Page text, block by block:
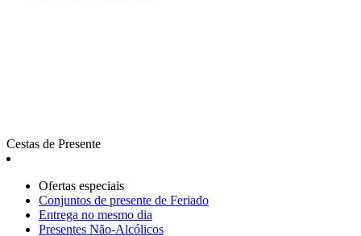
Cestas de Presente
Ofertas especiais
Сonjuntos de presente de Feriado
Entrega no mesmo dia
Presentes Não-Alcólicos